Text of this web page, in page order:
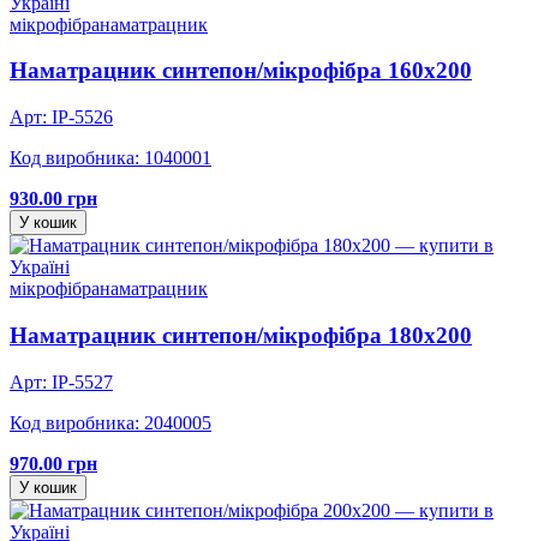
мікрофібранаматрацник
Наматрацник синтепон/мікрофібра 160х200
Арт: IP-5526
Код виробника: 1040001
930.00 грн
У кошик
мікрофібранаматрацник
Наматрацник синтепон/мікрофібра 180х200
Арт: IP-5527
Код виробника: 2040005
970.00 грн
У кошик